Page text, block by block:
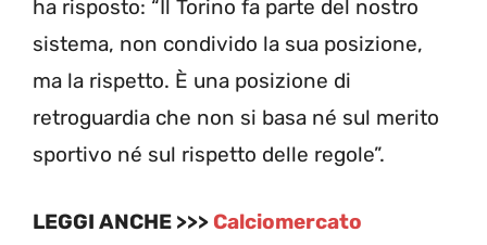
ha risposto: “Il Torino fa parte del nostro
sistema, non condivido la sua posizione,
ma la rispetto. È una posizione di
retroguardia che non si basa né sul merito
sportivo né sul rispetto delle regole”.
LEGGI ANCHE >>> Calciomercato